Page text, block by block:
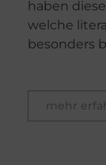
haben
welche
besonders
mehr